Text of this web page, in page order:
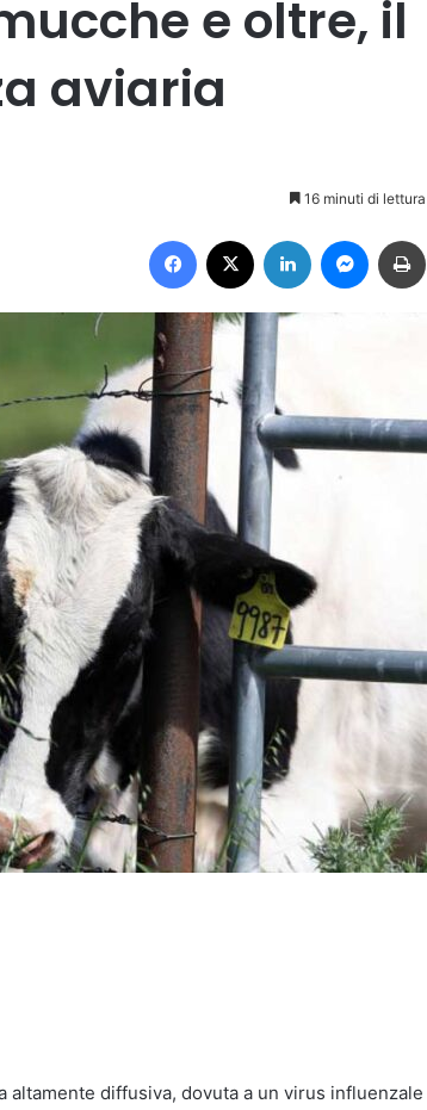
e oltre, il
aviaria
16 minuti di lettura
altamente diffusiva, dovuta a un virus influenzale